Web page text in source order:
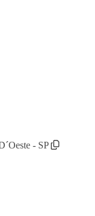
- SP